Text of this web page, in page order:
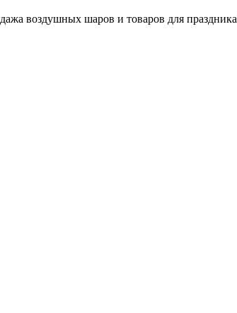
воздушных шаров и товаров для праздника